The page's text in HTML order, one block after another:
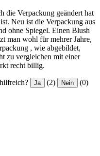
die Verpackung geändert hat
Neu ist die Verpackung aus
ohne Spiegel. Einen Blush
man wohl für mehrer Jahre,
, wie abgebildet,
zu vergleichen mit einer
recht billig.
Ja (2) Nein (0)